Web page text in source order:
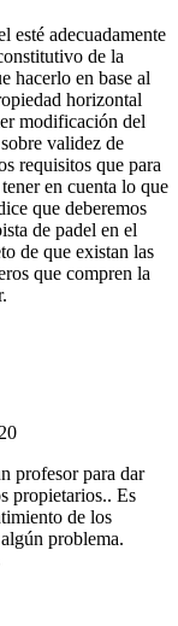
esté adecuadamente
de la
hacerlo en base al
horizontal
modificación del
validez de
requisitos que para
en cuenta lo que
que deberemos
de padel en el
de que existan las
que compren la
profesor para dar
propietarios.. Es
de los
problema.